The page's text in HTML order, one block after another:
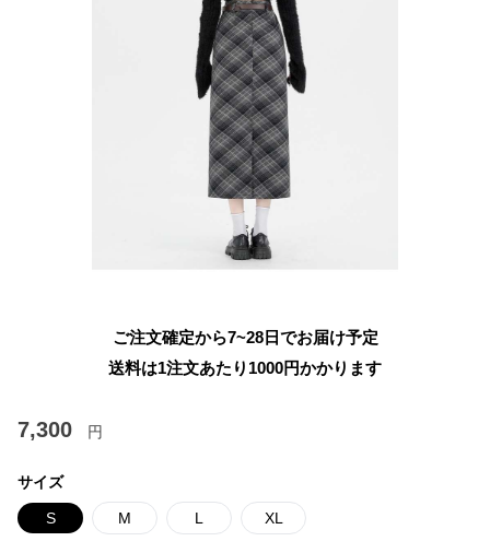
ご注文確定から7~28日でお届け予定
送料は1注文あたり 1000円かかります
7,300 円
サイズ
S M L XL